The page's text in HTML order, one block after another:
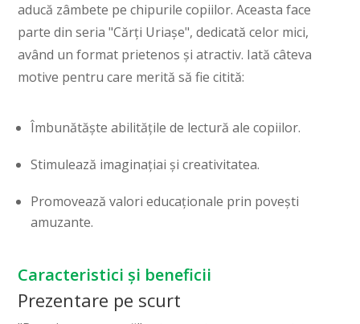
aducă zâmbete pe chipurile copiilor. Aceasta face
parte din seria "Cărți Uriașe", dedicată celor mici,
având un format prietenos și atractiv. Iată câteva
motive pentru care merită să fie citită:
Îmbunătăște abilitățile de lectură ale copiilor.
Stimulează imaginațiai și creativitatea.
Promovează valori educaționale prin povești
amuzante.
Caracteristici și beneficii
Prezentare pe scurt